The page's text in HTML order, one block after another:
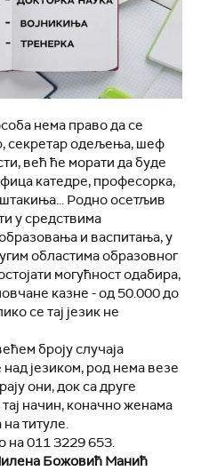
нема право да се
секретар одељења, шеф
већ ће морати да буде
катедре, професорка,
Родно осетљив
у средствима
и васпитања, у
областима образовног
могућност одабира,
казне - од 50.000 до
се тај језик не
броју случаја
језиком, род нема везе
они, док са друге
начин, коначно женама
титуле.
на 011 3229 653.
Божовић Манић